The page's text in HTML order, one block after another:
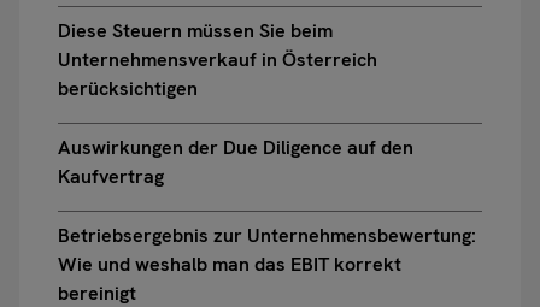
Diese Steuern müssen Sie beim
Unternehmensverkauf in Österreich
berücksichtigen
Auswirkungen der Due Diligence auf den
Kaufvertrag
Betriebsergebnis zur Unternehmensbewertung:
Wie und weshalb man das EBIT korrekt
bereinigt